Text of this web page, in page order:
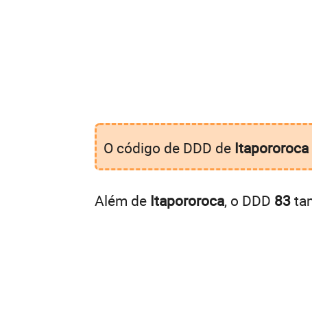
O código de DDD de Itapororoca
Além de Itapororoca, o DDD 83